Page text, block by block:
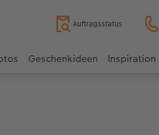
Auftragsstatus
Geschenkideen Inspiration